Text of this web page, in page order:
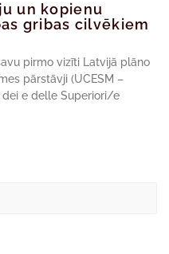
un kopienu
gribas cilvēkiem
pirmo vizīti Latvijā plāno
pārstāvji (UCESM –
dei e delle Superiori/e